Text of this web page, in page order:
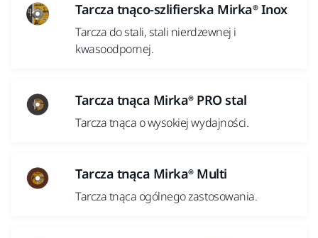
Tarcza tnąco-szlifierska Mirka® Inox
Tarcza do stali, stali nierdzewnej i
kwasoodpornej.
Tarcza tnąca Mirka® PRO stal
Tarcza tnąca o wysokiej wydajności.
Tarcza tnąca Mirka® Multi
Tarcza tnąca ogólnego zastosowania.